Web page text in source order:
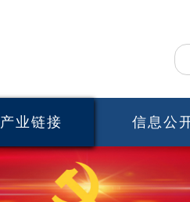
产业链接 信息公